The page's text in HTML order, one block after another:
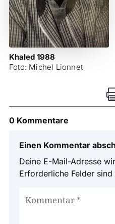
Khaled 1988
Foto: Michel Lionnet
0 Kommentare
Einen Kommentar
Deine E-Mail-Adresse
Erforderliche Felder sind